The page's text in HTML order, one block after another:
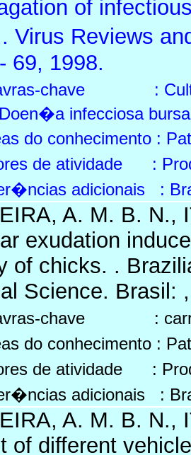
of
Virus Reviews
69, 1998.
chave :
infecciosa
do conhecimento :
de atividade :
adicionais :
A. M. B. N.,
exudation
of chicks. .
Science. Brasil:
chave :
do conhecimento :
de atividade :
adicionais :
A. M. B. N.,
of different